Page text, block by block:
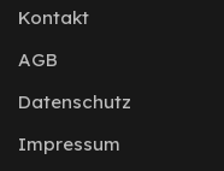
Kontakt
AGB
Datenschutz
Impressum